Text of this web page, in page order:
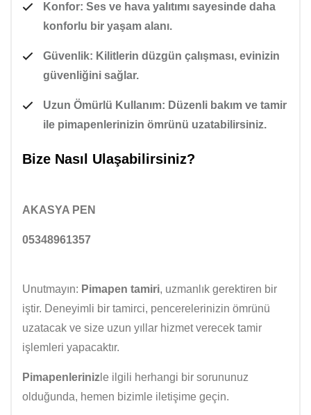
Konfor: Ses ve hava yalıtımı sayesinde daha
konforlu bir yaşam alanı.
Güvenlik: Kilitlerin düzgün çalışması, evinizin
güvenliğini sağlar.
Uzun Ömürlü Kullanım: Düzenli bakım ve tamir
ile pimapenlerinizin ömrünü uzatabilirsiniz.
Bize Nasıl Ulaşabilirsiniz?
AKASYA PEN
05348961357
Unutmayın: Pimapen tamiri, uzmanlık gerektiren bir
iştir. Deneyimli bir tamirci, pencerelerinizin ömrünü
uzatacak ve size uzun yıllar hizmet verecek tamir
işlemleri yapacaktır.
Pimapenleriniz le ilgili herhangi bir sorununuz
olduğunda, hemen bizimle iletişime geçin.